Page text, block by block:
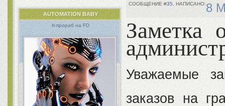
35 8
AUTOMATION BABY
It-прораб на FD Заметка
Уважаемые
заказов на